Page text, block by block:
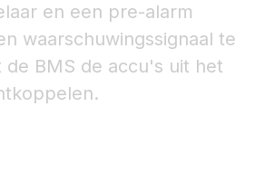
en een pre-alarm
waarschuwingssignaal te
de BMS de accu's uit het